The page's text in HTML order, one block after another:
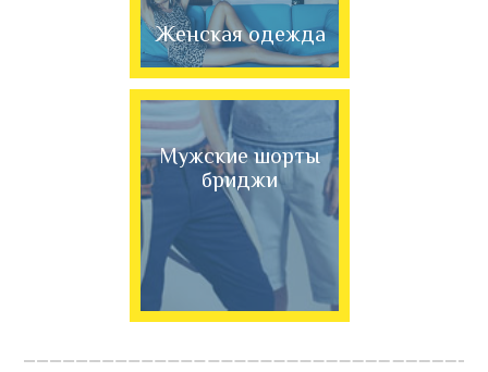
Женская одежда
Мужские шорты
бриджи